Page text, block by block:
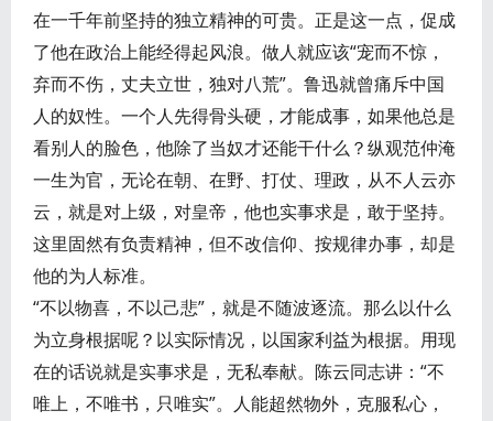
在一千年前坚持的独立精神的可贵。正是这一点，促成
了他在政治上能经得起风浪。做人就应该“宠而不惊，
弃而不伤，丈夫立世，独对八荒”。鲁迅就曾痛斥中国
人的奴性。一个人先得骨头硬，才能成事，如果他总是
看别人的脸色，他除了当奴才还能干什么？纵观范仲淹
一生为官，无论在朝、在野、打仗、理政，从不人云亦
云，就是对上级，对皇帝，他也实事求是，敢于坚持。
这里固然有负责精神，但不改信仰、按规律办事，却是
他的为人标准。
“不以物喜，不以己悲”，就是不随波逐流。那么以什么
为立身根据呢？以实际情况，以国家利益为根据。用现
在的话说就是实事求是，无私奉献。陈云同志讲：“不
唯上，不唯书，只唯实”。人能超然物外，克服私心，